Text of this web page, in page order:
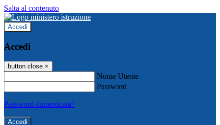
Salta al contenuto
Accedi
Accedi
button close ×
Nome Utente
Password
Password dimenticata?